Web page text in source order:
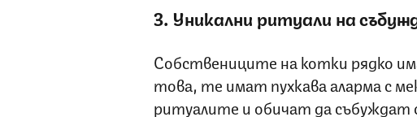
3. Уникални ритуали на
Собствениците на котки рядко
това, те имат пухкава аларма с
ритуалите и обичат да събуждат